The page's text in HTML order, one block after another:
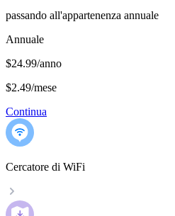
passando all'appartenenza annuale
Annuale
$24.99/anno
$2.49/mese
Continua
Cercatore di WiFi